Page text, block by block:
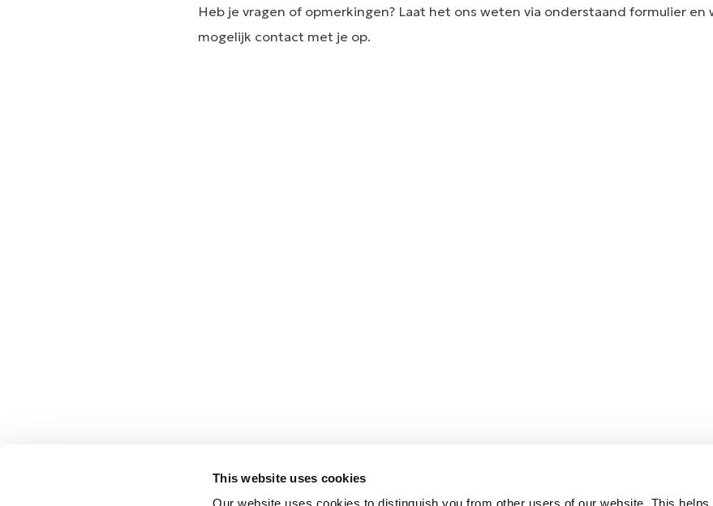
This website uses cookies
Heb je vragen of opmerkingen? Laat het ons weten via onderstaand formulier en
mogelijk contact met je op.